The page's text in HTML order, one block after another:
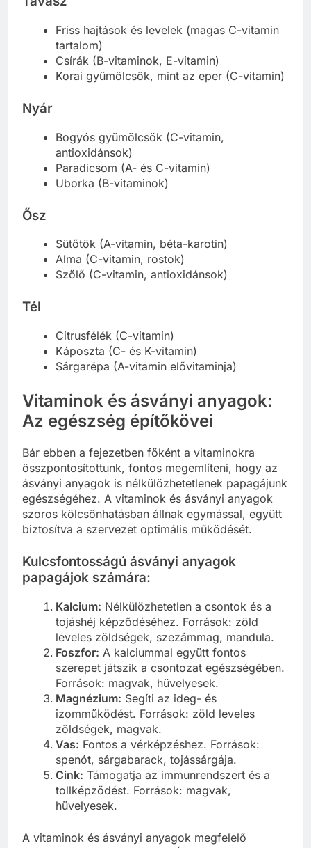
Friss hajtások és levelek (magas C-vitamin
tartalom)
Csírák (B-vitaminok, E-vitamin)
Korai gyümölcsök, mint az eper (C-vitamin)
Nyár
Bogyós gyümölcsök (C-vitamin,
antioxidánsok)
Paradicsom (A- és C-vitamin)
Uborka (B-vitaminok)
Ősz
Sütőtök (A-vitamin, béta-karotin)
Alma (C-vitamin, rostok)
Szőlő (C-vitamin, antioxidánsok)
Tél
Citrusfélék (C-vitamin)
Káposzta (C- és K-vitamin)
Sárgarépa (A-vitamin elővitaminja)
Vitaminok és ásványi anyagok:
Az egészség építőkövei
Bár ebben a fejezetben főként a vitaminokra
összpontosítottunk, fontos megemlíteni, hogy az
ásványi anyagok is nélkülözhetetlenek papagájunk
egészségéhez. A vitaminok és ásványi anyagok
szoros kölcsönhatásban állnak egymással, együtt
biztosítva a szervezet optimális működését.
Kulcsfontosságú ásványi anyagok
papagájok számára:
Kalcium: Nélkülözhetetlen a csontok és a
tojáshéj képződéséhez. Források: zöld
leveles zöldségek, szezámmag, mandula.
Foszfor: A kalciummal együtt fontos
szerepet játszik a csontozat egészségében.
Források: magvak, hüvelyesek.
Magnézium: Segíti az ideg- és
izomműködést. Források: zöld leveles
zöldségek, magvak.
Vas: Fontos a vérképzéshez. Források:
spenót, sárgabarack, tojássárgája.
Cink: Támogatja az immunrendszert és a
tollképződést. Források: magvak,
hüvelyesek.
A vitaminok és ásványi anyagok megfelelő